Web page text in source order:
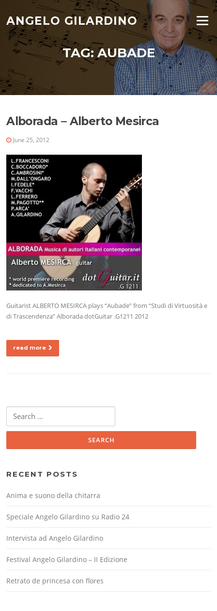
content
ANGELO GILARDINO Menu
TAG:AUBADE
Alborada – Alberto Mesirca
June 25, 2012
Guitarist ALBERTO MESIRCA plays “Aubade” from “Studi di Virtuosità e
di Trascendenza” Alborada dotGuitar .G1211 2012
read more
for:
RECENT POSTS
Anima e suono della chitarra
Speciale Angelo Gilardino su Radio 24
Intervista ad Angelo Gilardino
Festival Angelo Gilardino – II Edizione
Retrato de princesa con flores